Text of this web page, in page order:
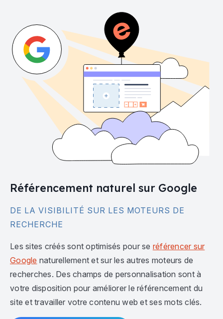
Référencement naturel sur Google
DE LA VISIBILITÉ SUR LES MOTEURS DE
RECHERCHE
Les sites créés sont optimisés pour se référencer sur
Google naturellement et sur les autres moteurs de
recherches. Des champs de personnalisation sont à
votre disposition pour améliorer le référencement du
site et travailler votre contenu web et ses mots clés.